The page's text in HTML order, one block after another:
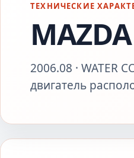
ТЕХНИЧЕСКИЕ
2006.08 · WATER
двигатель